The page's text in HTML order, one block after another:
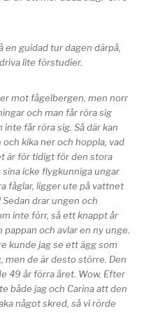
en guidad tur dagen därpå,
lite förstudier.
mot fågelbergen, men norr
och man får röra sig
får röra sig. Så där kan
kika ner och hoppla, vad
är för tidigt för den stora
icke flygkunniga ungar
fåglar, ligger ute på vattnet
drar ungen och
inte förr, så ett knappt år
och avlar en ny unge.
kunde jag se ett ägg som
men de är desto större. Den
49 år förra året. Wow. Efter
både jag och Carina att den
något skred, så vi rörde